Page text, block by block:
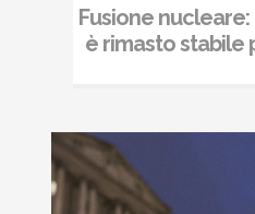
Fusione
è rimasto stabile